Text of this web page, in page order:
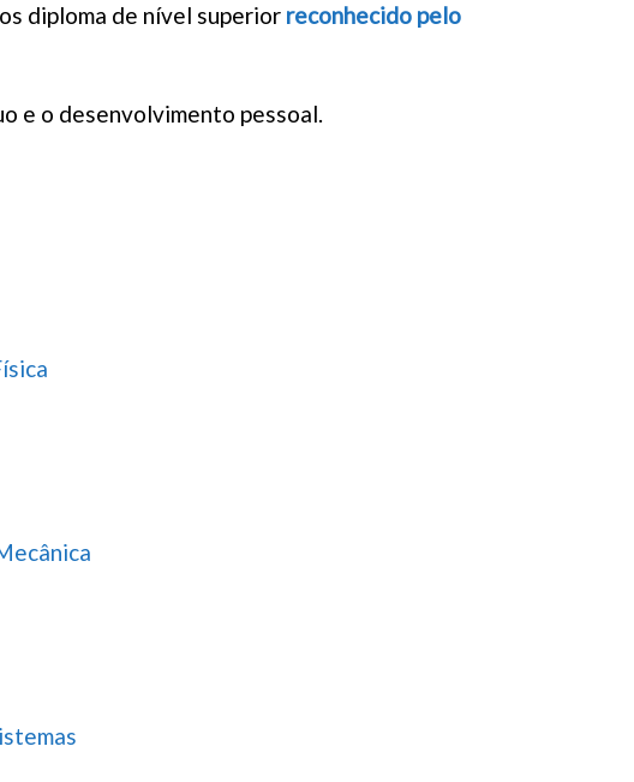
diploma de nível superior reconhecido pelo
e o desenvolvimento pessoal.